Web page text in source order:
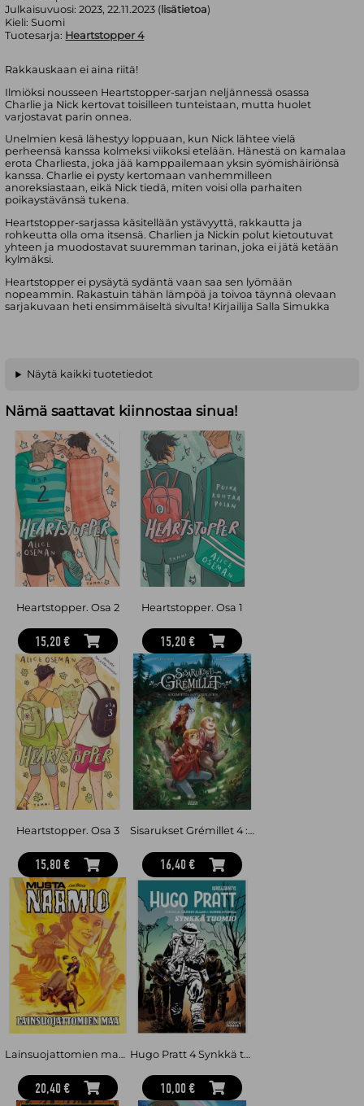
Julkaisuvuosi:2023, 22.11.2023 ( lisätietoa)
Kieli:Suomi
Tuotesarja: Heartstopper 4
Rakkauskaan ei aina riitä!
Ilmiöksi nousseen Heartstopper-sarjan neljännessä osassa
Charlie ja Nick kertovat toisilleen tunteistaan, mutta huolet
varjostavat parin onnea.
Unelmien kesä lähestyy loppuaan, kun Nick lähtee vielä
perheensä kanssa kolmeksi viikoksi etelään. Hänestä on kamalaa
erota Charliesta, joka jää kamppailemaan yksin syömishäiriönsä
kanssa. Charlie ei pysty kertomaan vanhemmilleen
anoreksiastaan, eikä Nick tiedä, miten voisi olla parhaiten
poikaystävänsä tukena.
Heartstopper-sarjassa käsitellään ystävyyttä, rakkautta ja
rohkeutta olla oma itsensä. Charlien ja Nickin polut kietoutuvat
yhteen ja muodostavat suuremman tarinan, joka ei jätä ketään
kylmäksi.
Heartstopper ei pysäytä sydäntä vaan saa sen lyömään
nopeammin. Rakastuin tähän lämpöä ja toivoa täynnä olevaan
sarjakuvaan heti ensimmäiseltä sivulta! Kirjailija Salla Simukka
Näytä kaikki tuotetiedot
Nämä saattavat kiinnostaa sinua!
Heartstopper. Osa 2
15,20 €
Heartstopper. Osa 1
15,20 €
Heartstopper. Osa 3
15,80 €
Sisarukset Grémillet 4 : Komeetta ja vuorikauris
16,40 €
Lainsuojattomien maa : Mustanaamio
20,40 €
Hugo Pratt 4 Synkkä tuomio : Korkeajännitys
10,00 €